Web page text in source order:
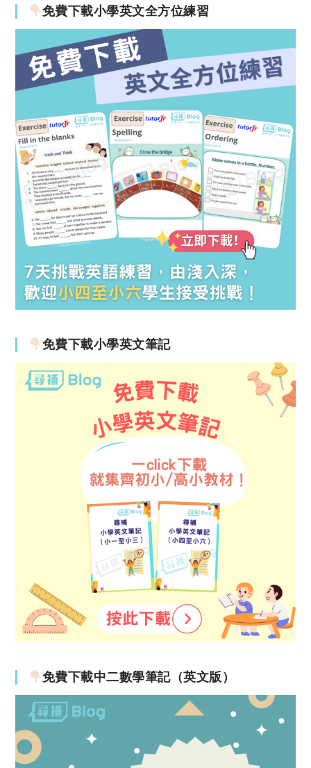
免費下載小學英文全方位練習
免費下載小學英文筆記
免費下載中二數學筆記（英文版）